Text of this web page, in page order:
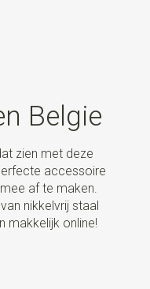
Belgie
zien met deze
accessoire
af te maken.
nikkelvrij staal
makkelijk online!